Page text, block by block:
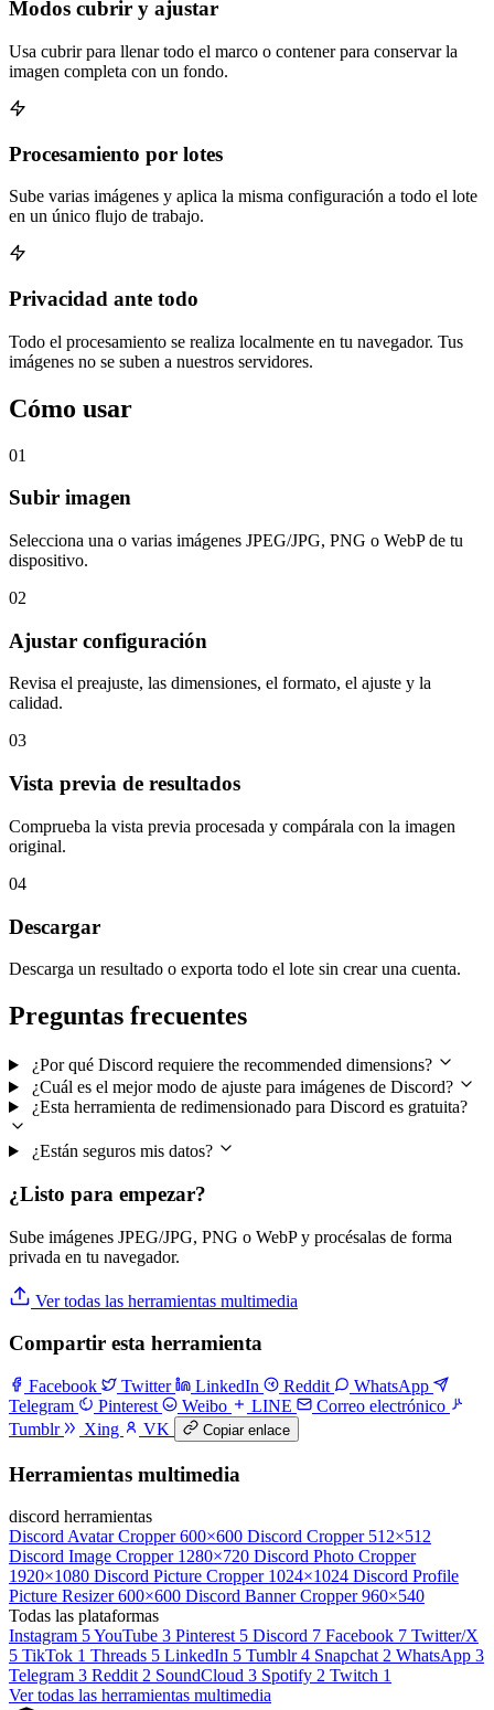
Modos cubrir y ajustar
Usa cubrir para llenar todo el marco o contener para conservar la
imagen completa con un fondo.
Procesamiento por lotes
Sube varias imágenes y aplica la misma configuración a todo el lote
en un único flujo de trabajo.
Privacidad ante todo
Todo el procesamiento se realiza localmente en tu navegador. Tus
imágenes no se suben a nuestros servidores.
Cómo usar
01
Subir imagen
Selecciona una o varias imágenes JPEG/JPG, PNG o WebP de tu
dispositivo.
02
Ajustar configuración
Revisa el preajuste, las dimensiones, el formato, el ajuste y la
calidad.
03
Vista previa de resultados
Comprueba la vista previa procesada y compárala con la imagen
original.
04
Descargar
Descarga un resultado o exporta todo el lote sin crear una cuenta.
Preguntas frecuentes
¿Por qué Discord requiere the recommended dimensions?
¿Cuál es el mejor modo de ajuste para imágenes de Discord?
¿Esta herramienta de redimensionado para Discord es gratuita?
¿Están seguros mis datos?
¿Listo para empezar?
Sube imágenes JPEG/JPG, PNG o WebP y procésalas de forma
privada en tu navegador.
Ver todas las herramientas multimedia
Compartir esta herramienta
Facebook Twitter LinkedIn Reddit
WhatsApp
Telegram
Pinterest Weibo LINE
Correo electrónico
Tumblr
Xing VK Copiar enlace
Herramientas multimedia
discord herramientas
Discord Avatar Cropper 600×600 Discord Cropper 512×512
Discord Image Cropper 1280×720 Discord Photo Cropper
1920×1080 Discord Picture Cropper 1024×1024 Discord Profile
Picture Resizer 600×600 Discord Banner Cropper 960×540
Todas las plataformas
Instagram 5YouTube 3 Pinterest 5 Discord 7 Facebook 7 Twitter/X
5 TikTok 1 Threads 5 LinkedIn 5 Tumblr 4 Snapchat 2 WhatsApp 3
Telegram 3 Reddit 2 SoundCloud 3 Spotify 2 Twitch 1
Ver todas las herramientas multimedia